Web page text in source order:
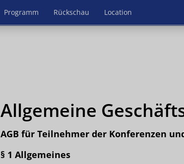
Programm Rückschau Location
Allgemeine
AGB für Teilnehmer der Konferenzen
§ 1 Allgemeines